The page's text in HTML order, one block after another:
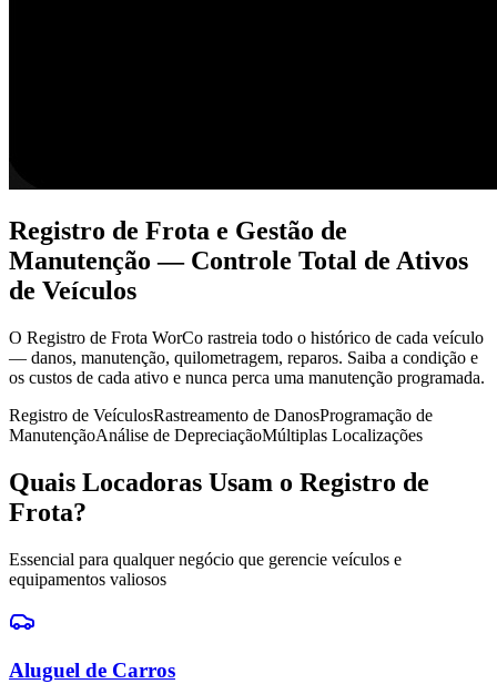
Registro de Frota e Gestão de
Manutenção — Controle Total de Ativos
de Veículos
O Registro de Frota WorCo rastreia todo o histórico de cada veículo
— danos, manutenção, quilometragem, reparos. Saiba a condição e
os custos de cada ativo e nunca perca uma manutenção programada.
Registro de VeículosRastreamento de DanosProgramação de
ManutençãoAnálise de DepreciaçãoMúltiplas Localizações
Quais Locadoras Usam o Registro de
Frota?
Essencial para qualquer negócio que gerencie veículos e
equipamentos valiosos
Aluguel de Carros